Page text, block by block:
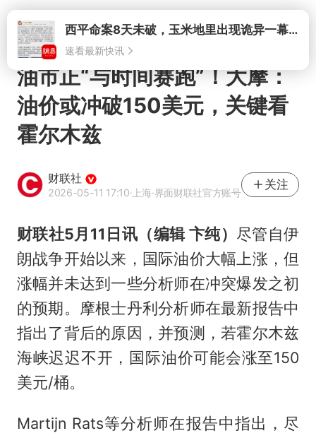
打开西平命案8天未破，玉米地里出现诡异一幕，我突然想起了欧金中
速看最新快讯
油市正“与时间赛跑”！大摩：
油价或冲破150美元，关键看
霍尔木兹
财联社
2026-05-11 17:10·上海·界面财联社官方账号
关注
财联社5月11日讯（编辑 卞纯） 尽管自伊
朗战争开始以来，国际油价大幅上涨，但
涨幅并未达到一些分析师在冲突爆发之初
的预期。摩根士丹利分析师在最新报告中
指出了背后的原因，并预测，若霍尔木兹
海峡迟迟不开，国际油价可能会涨至150
美元/桶。
Martijn Rats等分析师在报告中指出，尽